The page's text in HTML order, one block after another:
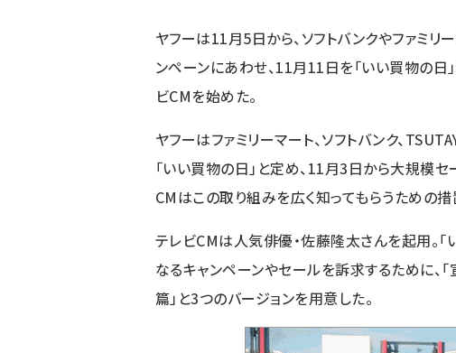
ヤフーは11月5日から、ソフトバンクやファミ
ンペーンにあわせ、11月11日を「いい買物の
ビCMを始めた。
ヤフーはファミリーマート、ソフトバンク、
「いい買物の日」と定め、11月3日から大規模
CMはこの取り組みを広く知ってもらうための措
テレビCMは人気俳優・佐藤隆太さんを起用。
なるキャンペーンやセールを訴求するために、「
篇」と3つのバージョンを用意した。